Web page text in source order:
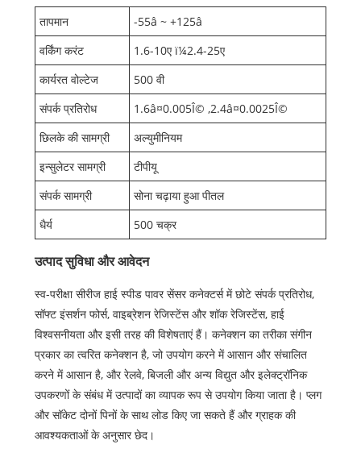
तापमान
-55â ~ +125â
वर्किंग करंट
1.6-10ए ï¼2.4-25ए
कार्यरत वोल्टेज
500 वी
संपर्क प्रतिरोध
1.6â¤0.005Î© ,2.4â¤0.0025Î©
छिलके की सामग्री
अल्युमीनियम
इन्सुलेटर सामग्री
टीपीयू
संपर्क सामग्री
सोना चढ़ाया हुआ पीतल
धैर्य
500 चक्र
उत्पाद सुविधा और आवेदन
स्व-परीक्षा सीरीज हाई स्पीड पावर सेंसर कनेक्टर्स में छोटे संपर्क प्रतिरोध,
सॉफ्ट इंसर्शन फोर्स, वाइब्रेशन रेजिस्टेंस और शॉक रेजिस्टेंस, हाई
विश्वसनीयता और इसी तरह की विशेषताएं हैं। कनेक्शन का तरीका संगीन
प्रकार का त्वरित कनेक्शन है, जो उपयोग करने में आसान और संचालित
करने में आसान है, और रेलवे, बिजली और अन्य विद्युत और इलेक्ट्रॉनिक
उपकरणों के संबंध में उत्पादों का व्यापक रूप से उपयोग किया जाता है। प्लग
और सॉकेट दोनों पिनों के साथ लोड किए जा सकते हैं और ग्राहक की
आवश्यकताओं के अनुसार छेद।